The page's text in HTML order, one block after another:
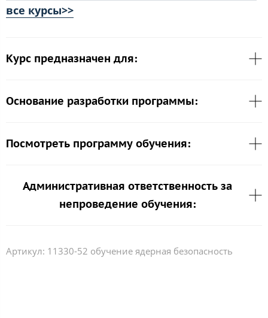
все курсы>>
Курс предназначен для:
Основание разработки программы:
Посмотреть программу обучения:
Административная ответственность за
непроведение обучения:
Артикул: 11330-52 обучение ядерная безопасность